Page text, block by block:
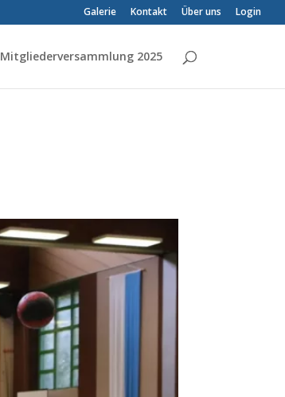
Galerie Kontakt Über uns Login
Mitgliederversammlung 2025